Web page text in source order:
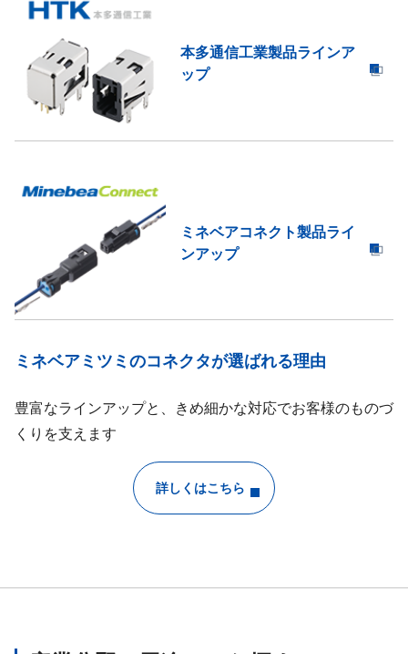
本多通信工業製品ラインア
ップ
ミネベアコネクト製品ライ
ンアップ
ミネベアミツミのコネクタが選ばれる理由
豊富なラインアップと、きめ細かな対応でお客様のものづ
くりを支えます
詳しくはこちら